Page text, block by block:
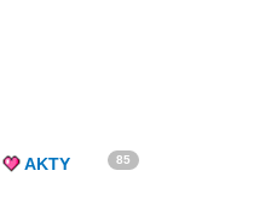
AKTY 85